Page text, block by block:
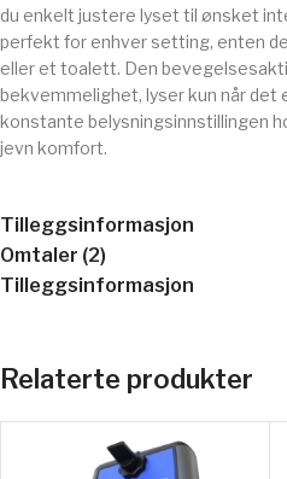
du enkelt justere lyset til ønsket
perfekt for enhver setting, enten
eller et toalett. Den
bekvemmelighet, lyser kun når det
konstante belysningsinnstillingen
jevn komfort.
Tilleggsinformasjon
Omtaler (2)
Tilleggsinformasjon
Relaterte produkter